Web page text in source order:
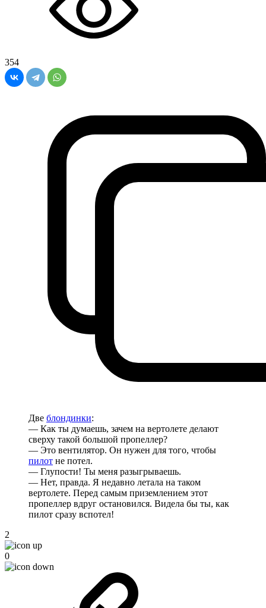
354
Две блондинки:
— Как ты думаешь, зачем на вертолете делают
сверху такой большой пропеллер?
— Это вентилятор. Он нужен для того, чтобы
пилот не потел.
— Глупости! Ты меня разыгрываешь.
— Нет, правда. Я недавно летала на таком
вертолете. Перед самым приземлением этот
пропеллер вдруг остановился. Видела бы ты, как
пилот сразу вспотел!
2
0